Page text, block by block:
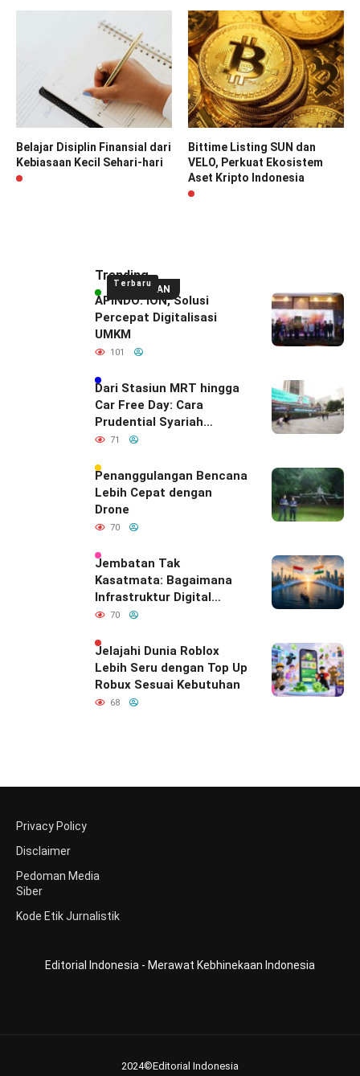
Belajar Disiplin Finansial dari
Kebiasaan Kecil Sehari-hari
Bittime Listing SUN dan
VELO, Perkuat Ekosistem
Aset Kripto Indonesia
UNGGULAN
Terbaru
Trending
APINDO: ION, Solusi
Percepat Digitalisasi
UMKM
101
Dari Stasiun MRT hingga
Car Free Day: Cara
Prudential Syariah
Merayakan yang Nomor
Indonesia
71
Penanggulangan Bencana
Lebih Cepat dengan
Drone
70
Jembatan Tak
Kasatmata: Bagaimana
Infrastruktur Digital
Diam-Diam
Hubungan Indonesia–
India
70
Jelajahi Dunia Roblox
Lebih Seru dengan Top Up
Robux Sesuai Kebutuhan
68
Privacy Policy
Disclaimer
Pedoman Media
Siber
Kode Etik Jurnalistik
Editorial Indonesia - Merawat Kebhinekaan Indonesia
2024©Editorial Indonesia